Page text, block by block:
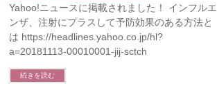
Yahoo!ニュースに掲載されました！ インフルエ
ンザ、注射にプラスして予防効果のある方法と
は https://headlines.yahoo.co.jp/hl?
a=20181113-00010001-jij-sctch
続きを読む